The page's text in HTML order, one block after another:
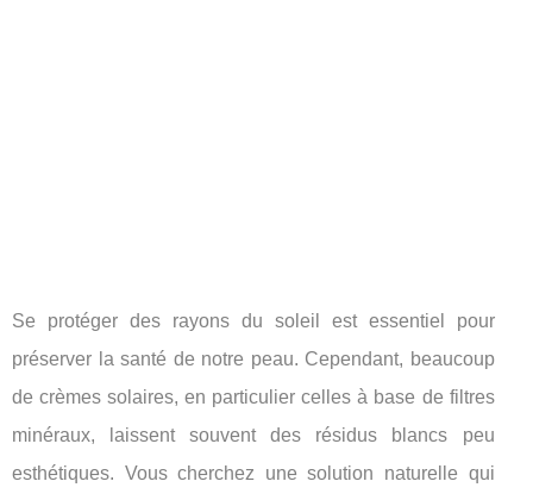
Se protéger des rayons du soleil est essentiel pour
préserver la santé de notre peau. Cependant, beaucoup
de crèmes solaires, en particulier celles à base de filtres
minéraux, laissent souvent des résidus blancs peu
esthétiques. Vous cherchez une solution naturelle qui